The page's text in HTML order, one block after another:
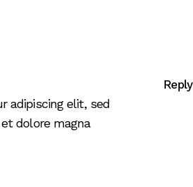
adipiscing elit, sed
dolore magna
Reply